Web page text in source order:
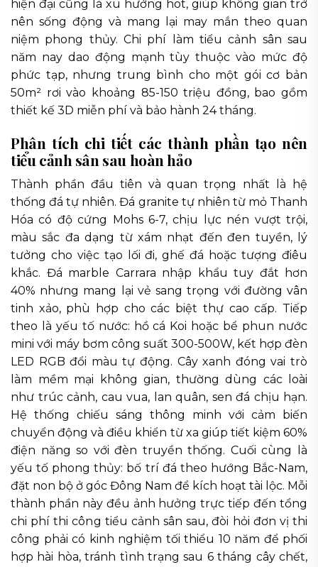
hiện đại cũng là xu hướng hot, giúp không gian trở
nên sống động và mang lại may mắn theo quan
niệm phong thủy. Chi phí làm tiểu cảnh sân sau
năm nay dao động mạnh tùy thuộc vào mức độ
phức tạp, nhưng trung bình cho một gói cơ bản
50m² rơi vào khoảng 85-150 triệu đồng, bao gồm
thiết kế 3D miễn phí và bảo hành 24 tháng.
Phân tích chi tiết các thành phần tạo nên
tiểu cảnh sân sau hoàn hảo
Thành phần đầu tiên và quan trọng nhất là hệ
thống đá tự nhiên. Đá granite tự nhiên từ mỏ Thanh
Hóa có độ cứng Mohs 6-7, chịu lực nén vượt trội,
màu sắc đa dạng từ xám nhạt đến đen tuyền, lý
tưởng cho việc tạo lối đi, ghế đá hoặc tượng điêu
khắc. Đá marble Carrara nhập khẩu tuy đắt hơn
40% nhưng mang lại vẻ sang trọng với đường vân
tinh xảo, phù hợp cho các biệt thự cao cấp. Tiếp
theo là yếu tố nước: hồ cá Koi hoặc bể phun nước
mini với máy bơm công suất 300-500W, kết hợp đèn
LED RGB đổi màu tự động. Cây xanh đóng vai trò
làm mềm mại không gian, thường dùng các loài
như trúc cảnh, cau vua, lan quân, sen đá chịu hạn.
Hệ thống chiếu sáng thông minh với cảm biến
chuyển động và điều khiển từ xa giúp tiết kiệm 60%
điện năng so với đèn truyền thống. Cuối cùng là
yếu tố phong thủy: bố trí đá theo hướng Bắc-Nam,
đặt non bộ ở góc Đông Nam để kích hoạt tài lộc. Mỗi
thành phần này đều ảnh hưởng trực tiếp đến tổng
chi phí thi công tiểu cảnh sân sau, đòi hỏi đơn vị thi
công phải có kinh nghiệm tối thiểu 10 năm để phối
hợp hài hòa, tránh tình trạng sau 6 tháng cây chết,